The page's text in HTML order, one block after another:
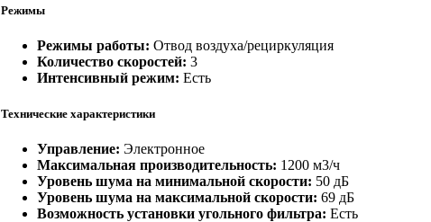
Режимы
Режимы работы: Отвод воздуха/рециркуляция
Количество скоростей: 3
Интенсивный режим: Есть
Технические характеристики
Управление: Электронное
Максимальная производительность: 1200 м3/ч
Уровень шума на минимальной скорости: 50 дБ
Уровень шума на максимальной скорости: 69 дБ
Возможность установки угольного фильтра: Есть